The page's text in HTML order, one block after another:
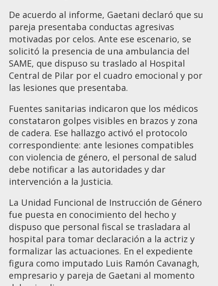
De acuerdo al informe, Gaetani declaró que su
pareja presentaba conductas agresivas
motivadas por celos. Ante ese escenario, se
solicitó la presencia de una ambulancia del
SAME, que dispuso su traslado al Hospital
Central de Pilar por el cuadro emocional y por
las lesiones que presentaba.
Fuentes sanitarias indicaron que los médicos
constataron golpes visibles en brazos y zona
de cadera. Ese hallazgo activó el protocolo
correspondiente: ante lesiones compatibles
con violencia de género, el personal de salud
debe notificar a las autoridades y dar
intervención a la Justicia.
La Unidad Funcional de Instrucción de Género
fue puesta en conocimiento del hecho y
dispuso que personal fiscal se trasladara al
hospital para tomar declaración a la actriz y
formalizar las actuaciones. En el expediente
figura como imputado Luis Ramón Cavanagh,
empresario y pareja de Gaetani al momento